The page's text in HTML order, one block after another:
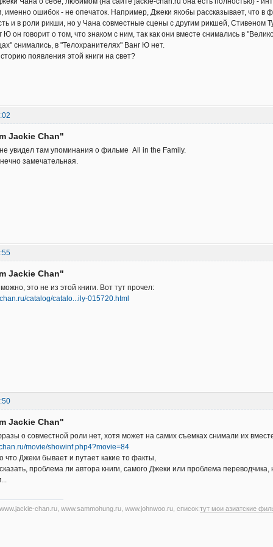
именно ошибок - не опечаток. Например, Джеки якобы рассказывает, что
и в роли рикши, но у Чана совместные сцены с другим рикшей, Стивеном
он говорит о том, что знаком с ним, так как они вместе снимались в
снимались, в "Телохранителях" Ванг Ю нет.
появления этой книги на свет?
Jackie Chan"
не увидел там упоминания о фильме All in the Family.
замечательная.
Jackie Chan"
это не из этой книги. Вот тут прочел:
catalog/catalo...ily-015720.html
Jackie Chan"
о совместной роли нет, хотя может на самих съемках снимали их
movie/showinf.php4?movie=84
что Джеки бывает и путает какие то факты,
проблема ли автора книги, самого Джеки или проблема
chan.ru, www.sammohung.ru, www.johnwoo.ru, список:тут мои азиатские